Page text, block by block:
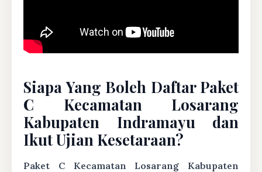
Siapa Yang Boleh Daftar Paket
C Kecamatan Losarang
Kabupaten Indramayu dan
Ikut Ujian Kesetaraan?
Paket C Kecamatan Losarang Kabupaten